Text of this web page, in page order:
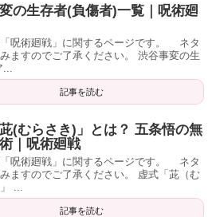
の生存者(負傷者)一覧｜呪術廻
呪術廻戦」に関するページです。 ネタ
ますのでご了承ください。 渋谷事変の生
記事を読む
(むらさき)」とは？ 五条悟の無
｜呪術廻戦
呪術廻戦」に関するページです。 ネタ
ますのでご了承ください。 虚式「茈（む
...
記事を読む